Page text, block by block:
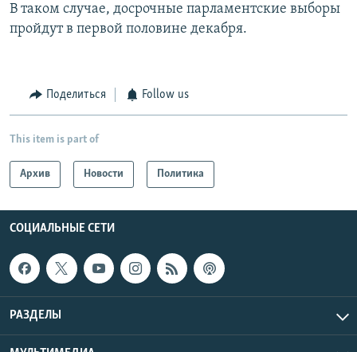
В таком случае, досрочные парламентские выборы
пройдут в первой половине декабря.
Поделиться Follow us
This item is part of
Архив Новости Политика
СОЦИАЛЬНЫЕ СЕТИ
РАЗДЕЛЫ